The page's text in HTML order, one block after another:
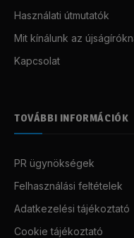
Használati útmutatók
Mit kínálunk az
Kapcsolat
TOVÁBBI INFORMÁCIÓK
PR ügynökségek
Felhasználási feltételek
Adatkezelési tájékoztató
Cookie tájékoztató